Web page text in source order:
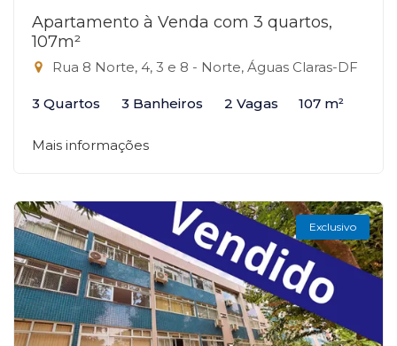
Apartamento à Venda com 3 quartos,
107m²
Rua 8 Norte, 4, 3 e 8 - Norte, Águas Claras-DF
3 Quartos 3 Banheiros 2 Vagas 107 m²
Mais informações
Exclusivo